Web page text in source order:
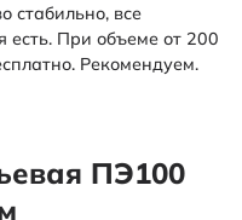
стабильно, все
есть. При объеме от 200
Рекомендуем.
ПЭ100